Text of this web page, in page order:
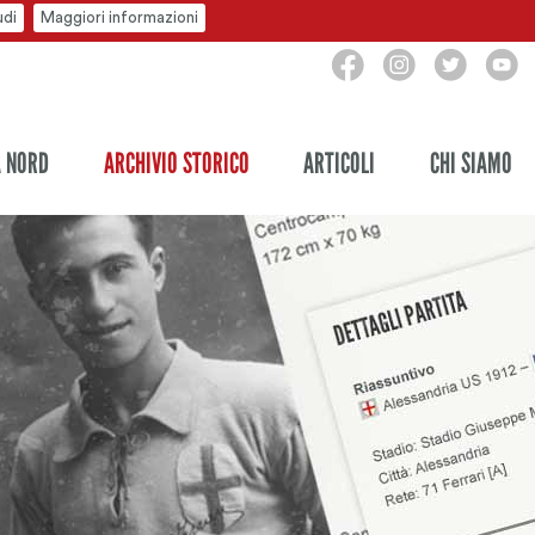
Maggiori informazioni
ARCHIVIO STORICO ARTICOLI CHI SIAMO